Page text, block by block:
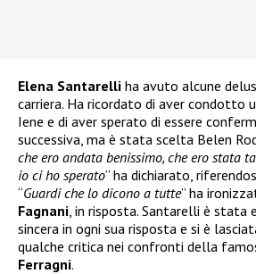
Elena Santarelli ha avuto alcune
carriera. Ha ricordato di aver condotto
Iene e di aver sperato di essere
successiva, ma è stata scelta Belen
che ero andata benissimo, che ero stata
io ci ho sperato” ha dichiarato,
“Guardi che lo dicono a tutte” ha
Fagnani , in risposta. Santarelli è stata
sincera in ogni sua risposta e si è
qualche critica nei confronti della
Ferragni.